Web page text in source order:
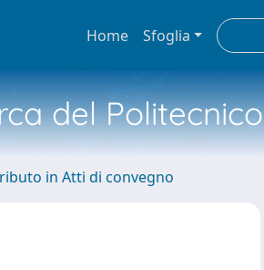
Home Sfoglia
del
in Atti di convegno